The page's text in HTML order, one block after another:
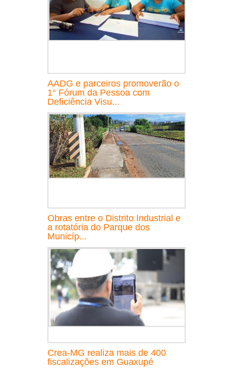
AADG e parceiros promoverão o
1° Fórum da Pessoa com
Deficiência Visu...
Obras entre o Distrito Industrial e
a rotatória do Parque dos
Municíp...
Crea-MG realiza mais de 400
fiscalizações em Guaxupé